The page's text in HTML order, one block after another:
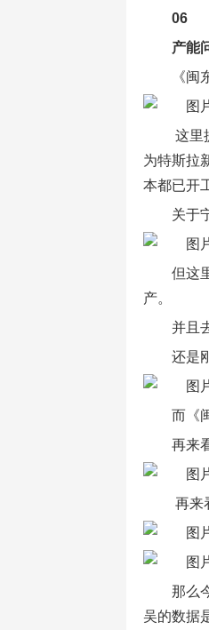
06
产能
《闽
这里
为特斯拉
本都已开
关于
但这
产。
并且
还是
而《
再来
再来
那么
吴的数据